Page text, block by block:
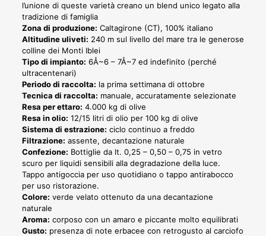
l’unione di queste varietà creano un blend unico legato alla
tradizione di famiglia
Zona di produzione: Caltagirone (CT), 100% italiano
Altitudine uliveti: 240 m sul livello del mare tra le generose
colline dei Monti Iblei
Tipo di impianto: 6Å~6 – 7Å~7 ed indefinito (perché
ultracentenari)
Periodo di raccolta: la prima settimana di ottobre
Tecnica di raccolta: manuale, accuratamente selezionate
Resa per ettaro: 4.000 kg di olive
Resa in olio: 12/15 litri di olio per 100 kg di olive
Sistema di estrazione: ciclo continuo a freddo
Filtrazione: assente, decantazione naturale
Confezione: Bottiglie da lt. 0,25 – 0,50 – 0,75 in vetro
scuro per liquidi sensibili alla degradazione della luce.
Tappo antigoccia per uso quotidiano o tappo antirabocco
per uso ristorazione.
Colore: verde velato ottenuto da una decantazione
naturale
Aroma: corposo con un amaro e piccante molto equilibrati
Gusto: presenza di note erbacee con retrogusto al carciofo